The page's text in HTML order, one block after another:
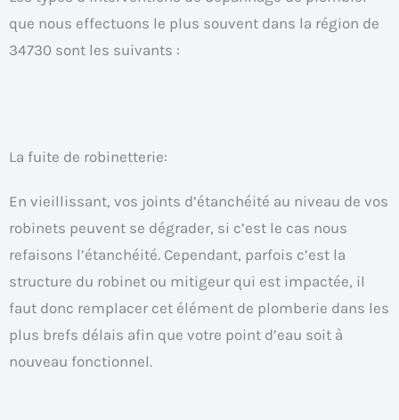
que nous effectuons le plus souvent dans la région de
34730 sont les suivants :
La fuite de robinetterie:
En vieillissant, vos joints d’étanchéité au niveau de vos
robinets peuvent se dégrader, si c’est le cas nous
refaisons l’étanchéité. Cependant, parfois c’est la
structure du robinet ou mitigeur qui est impactée, il
faut donc remplacer cet élément de plomberie dans les
plus brefs délais afin que votre point d’eau soit à
nouveau fonctionnel.